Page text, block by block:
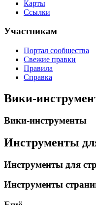
Карты
Ссылки
Участникам
Портал сообщества
Свежие правки
Правила
Справка
Вики-
Вики-инструменты
Инструменты
Инструменты для
Инструменты